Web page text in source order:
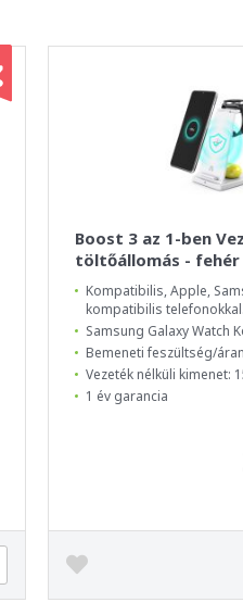
Boost 3 az 1-ben
töltőállomás - fehér
Kompatibilis, Apple,
kompatibilis telefonokkal.
Samsung Galaxy Watch
Bemeneti feszültség/
Vezeték nélküli kimenet:
1 év garancia